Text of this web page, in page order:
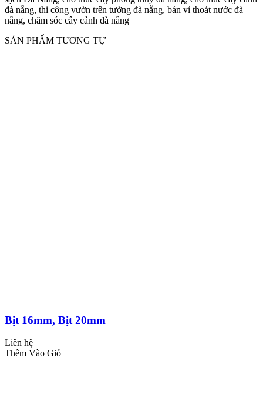
đà nẵng, thi công vườn trên tường đà nẵng, bán vỉ thoát nước đà
nẵng, chăm sóc cây cảnh đà nẵng
SẢN PHẨM TƯƠNG TỰ
Bịt 16mm, Bịt 20mm
Liên hệ
Thêm Vào Giỏ